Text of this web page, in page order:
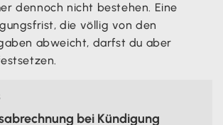
dennoch nicht bestehen. Eine
die völlig von den
abweicht, darfst du aber
bei Kündigung